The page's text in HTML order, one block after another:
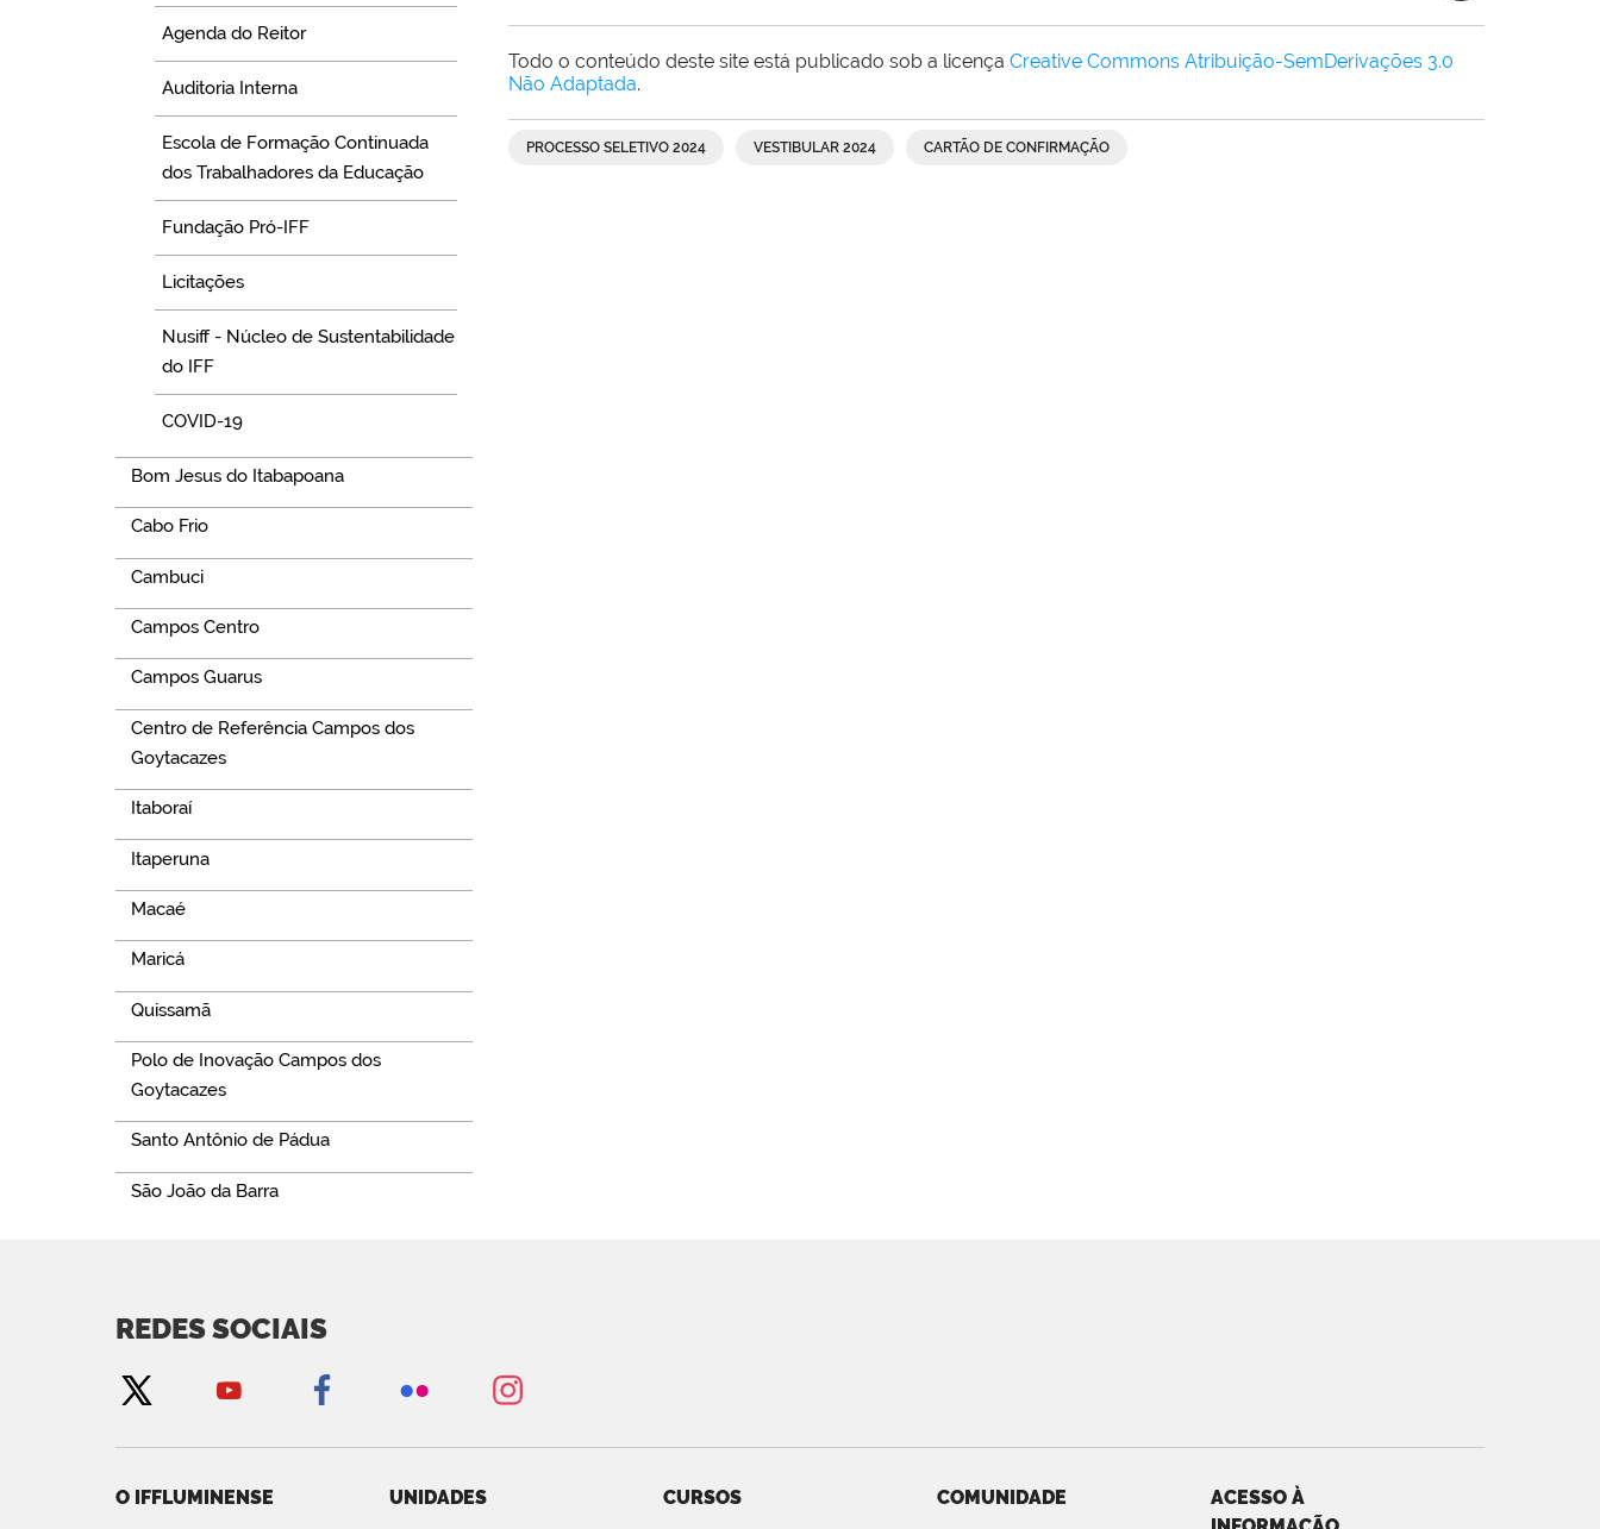
Agenda do Reitor
Auditoria Interna
Escola de Formação Continuada
dos Trabalhadores da Educação
Fundação Pró-IFF
Licitações
Nusiff - Núcleo de Sustentabilidade
do IFF
COVID-19
Bom Jesus do Itabapoana
Cabo Frio
Cambuci
Campos Centro
Campos Guarus
Centro de Referência Campos dos
Goytacazes
Itaboraí
Itaperuna
Macaé
Maricá
Quissamã
Polo de Inovação Campos dos
Goytacazes
Santo Antônio de Pádua
São João da Barra
Todo o conteúdo deste site está publicado sob a licença Creative Commons Atribuição-SemDerivações 3.0
Não Adaptada.
PROCESSO SELETIVO 2024 VESTIBULAR 2024 CARTÃO DE CONFIRMAÇÃO
REDES SOCIAIS
O IFFLUMINENSE UNIDADES CURSOS COMUNIDADE
ACESSO À